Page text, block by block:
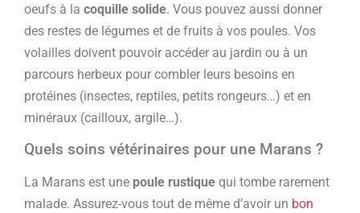
oeufs à la coquille solide. Vous pouvez aussi donner
des restes de légumes et de fruits à vos poules. Vos
volailles doivent pouvoir accéder au jardin ou à un
parcours herbeux pour combler leurs besoins en
protéines (insectes, reptiles, petits rongeurs…) et en
minéraux (cailloux, argile…).
Quels soins vétérinaires pour une Marans ?
La Marans est une poule rustique qui tombe rarement
malade. Assurez-vous tout de même d’avoir un bon